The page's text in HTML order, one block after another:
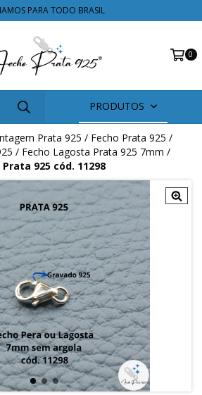
PARA TODO BRASIL
0
PRODUTOS
Prata 925 / Fecho Prata 925 /
/ Fecho Lagosta Prata 925 7mm /
925 cód. 11298